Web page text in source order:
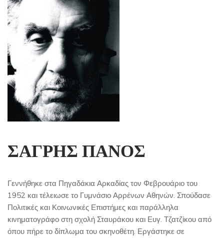
ΣΑΓΡΗΣ ΠΑΝΟΣ
Γεννήθηκε στα Πηγαδάκια Αρκαδίας τον Φεβρουάριο του
1952 και τέλειωσε το Γυμνάσιο Αρρένων Αθηνών. Σπούδασε
Πολιτικές και Κοινωνικές Επιστήμες και παράλληλα
κινηματογράφο στη σχολή Σταυράκου και Ευγ. Τζατζίκου από
όπου πήρε το δίπλωμα του σκηνοθέτη. Εργάστηκε σε